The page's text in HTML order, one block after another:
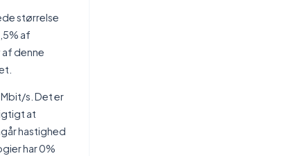
størrelse
af
af denne
s. Det er
at
hastighed
har 0%